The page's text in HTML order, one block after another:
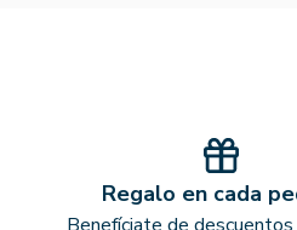
Regalo en cada